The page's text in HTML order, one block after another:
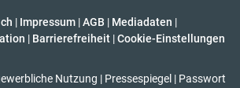
| Impressum |AGB | Mediadaten |
| Barrierefreiheit | Cookie-Einstellungen
Nutzung | Pressespiegel | Passwort